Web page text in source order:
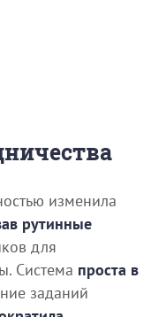
изменила
рутинные
для
Система проста в
заданий